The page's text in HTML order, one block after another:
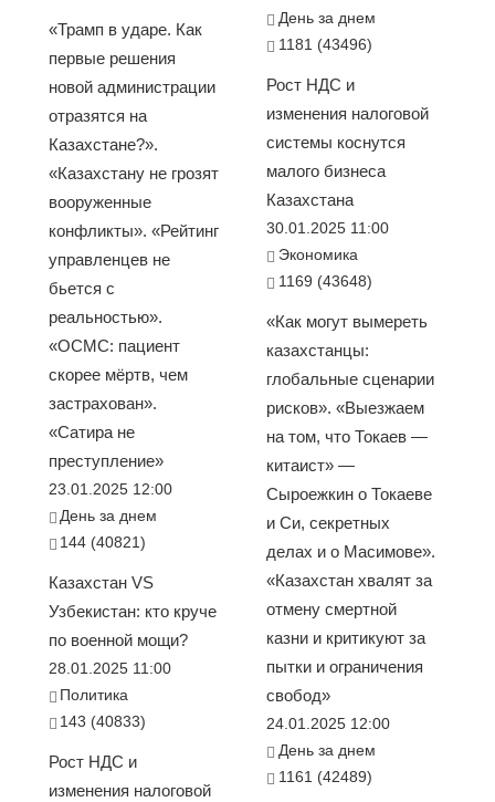
«Трамп в ударе. Как
первые решения
новой администрации
отразятся на
Казахстане?».
«Казахстану не грозят
вооруженные
конфликты». «Рейтинг
управленцев не
бьется с
реальностью».
«ОСМС: пациент
скорее мёртв, чем
застрахован».
«Сатира не
преступление»
23.01.2025 12:00
День за днем
144 (40821)
Казахстан VS
Узбекистан: кто круче
по военной мощи?
28.01.2025 11:00
Политика
143 (40833)
Рост НДС и
изменения налоговой
День за днем
1181 (43496)
Рост НДС и
изменения налоговой
системы коснутся
малого бизнеса
Казахстана
30.01.2025 11:00
Экономика
1169 (43648)
«Как могут вымереть
казахстанцы:
глобальные сценарии
рисков». «Выезжаем
на том, что Токаев —
китаист» —
Сыроежкин о Токаеве
и Си, секретных
делах и о Масимове».
«Казахстан хвалят за
отмену смертной
казни и критикуют за
пытки и ограничения
свобод»
24.01.2025 12:00
День за днем
1161 (42489)